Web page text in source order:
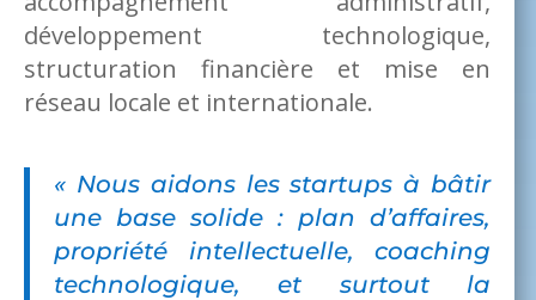
développement technologique,
structuration financière et mise en
réseau locale et internationale.
« Nous aidons les startups à bâtir
une base solide : plan d’affaires,
propriété intellectuelle, coaching
technologique, et surtout la